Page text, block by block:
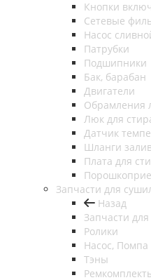
Кнопки
Сетевые
Насос
Патрубки
Подшипники
Бак, барабан
Двигатели
Обрамления
Люк для
Датчик
Шланги
Плата для
Запчасти для
Назад
Запчасти
Ролики
Насос,
Тэны